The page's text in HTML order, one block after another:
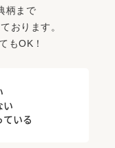
柄まで
おります。
もOK！
い
ている